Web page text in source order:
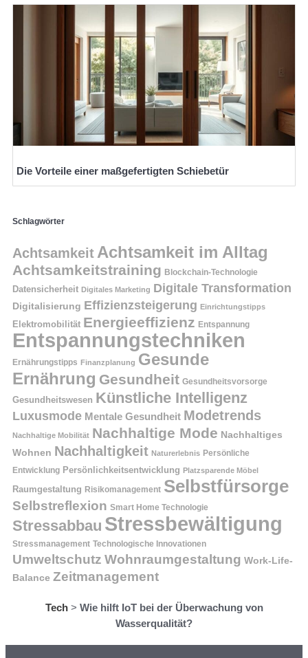
Die Vorteile einer maßgefertigten Schiebetür
Schlagwörter
Achtsamkeit Achtsamkeit im Alltag
Achtsamkeitstraining Blockchain-Technologie
Datensicherheit Digitales Marketing Digitale Transformation
Digitalisierung Effizienzsteigerung Einrichtungstipps
Elektromobilität Energieeffizienz Entspannung
Entspannungstechniken
Ernährungstipps Finanzplanung Gesunde
Ernährung Gesundheit Gesundheitsvorsorge
Gesundheitswesen Künstliche Intelligenz
Luxusmode Mentale Gesundheit Modetrends
Nachhaltige Mobilität Nachhaltige Mode Nachhaltiges
Wohnen Nachhaltigkeit Naturerlebnis Persönliche
Entwicklung Persönlichkeitsentwicklung Platzsparende Möbel
Raumgestaltung Risikomanagement Selbstfürsorge
Selbstreflexion Smart Home Technologie
Stressabbau Stressbewältigung
Stressmanagement Technologische Innovationen
Umweltschutz Wohnraumgestaltung Work-Life-
Balance Zeitmanagement
Tech> Wie hilft IoT bei der Überwachung von
Wasserqualität?